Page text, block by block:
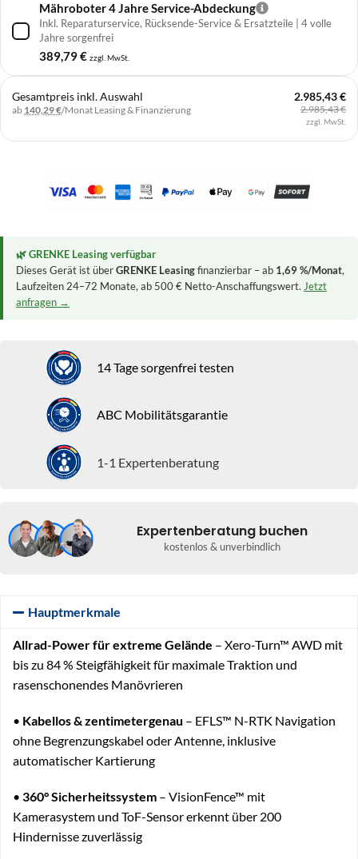
Mähroboter 4 Jahre Service-Abdeckung
Inkl. Reparaturservice, Rücksende-Service & Ersatzteile | 4 volle
Jahre sorgenfrei
389,79€ zzgl. MwSt.
Gesamtpreis inkl. Auswahl
ab 140,29 €/Monat Leasing & Finanzierung
2.985,43 €
2.985,43 €
zzgl. MwSt.
🌿 GRENKE Leasing verfügbar
Dieses Gerät ist überGRENKE Leasingfinanzierbar – ab 1,69 %/Monat,
Laufzeiten 24–72 Monate, ab 500 € Netto-Anschaffungswert. Jetzt
anfragen →
14 Tage sorgenfrei testen
ABC Mobilitätsgarantie
1-1 Expertenberatung
Expertenberatung buchen
kostenlos & unverbindlich
Hauptmerkmale
Allrad-Power für extreme Gelände – Xero-Turn™ AWD mit
bis zu 84 % Steigfähigkeit für maximale Traktion und
rasenschonendes Manövrieren
• Kabellos & zentimetergenau – EFLS™ N-RTK Navigation
ohne Begrenzungskabel oder Antenne, inklusive
automatischer Kartierung
• 360° Sicherheitssystem – VisionFence™ mit
Kamerasystem und ToF-Sensor erkennt über 200
Hindernisse zuverlässig